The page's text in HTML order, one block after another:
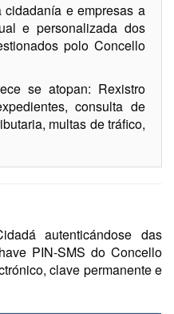
e empresas a
e personalizada dos
polo Concello
se atopan: Rexistro
consulta de
multas de tráfico,
autenticándose das
PIN-SMS do Concello
clave permanente e